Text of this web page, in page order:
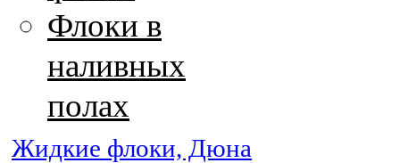
Флоки в
наливных
полах
Жидкие флоки, Дюна